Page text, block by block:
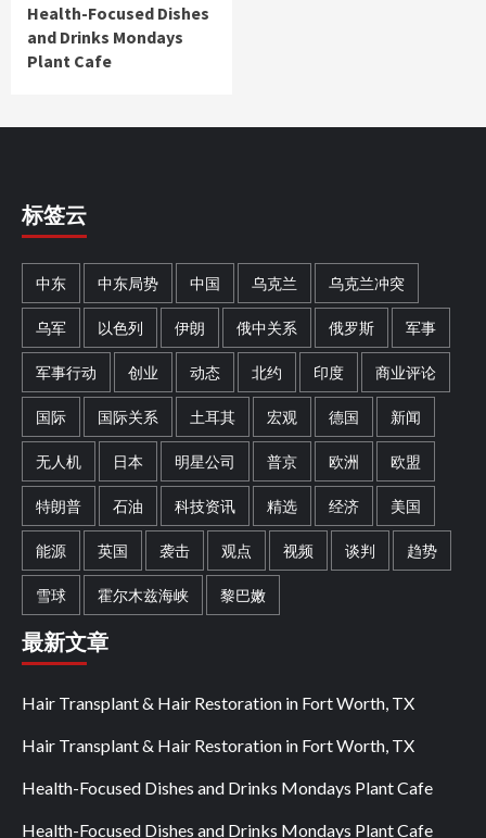
Health-Focused Dishes
and Drinks Mondays
Plant Cafe
标签云
中东 中东局势 中国 乌克兰 乌克兰冲突
乌军 以色列 伊朗 俄中关系 俄罗斯 军事
军事行动 创业 动态 北约 印度 商业评论
国际 国际关系 土耳其 宏观 德国 新闻
无人机 日本 明星公司 普京 欧洲 欧盟
特朗普 石油 科技资讯 精选 经济 美国
能源 英国 袭击 观点 视频 谈判 趋势
雪球 霍尔木兹海峡 黎巴嫩
最新文章
Hair Transplant & Hair Restoration in Fort Worth, TX
Hair Transplant & Hair Restoration in Fort Worth, TX
Health-Focused Dishes and Drinks Mondays Plant Cafe
Health-Focused Dishes and Drinks Mondays Plant Cafe